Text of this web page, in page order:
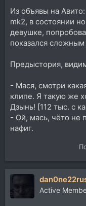
Из объявы на
mk2, в состоянии
девушке,
показался сложным
Предыстория,
- Мася, смотри
клипе. Я такую же
Дзынь! [112 тыс. с
- Ой, мась, чёто не
нафиг.
Active